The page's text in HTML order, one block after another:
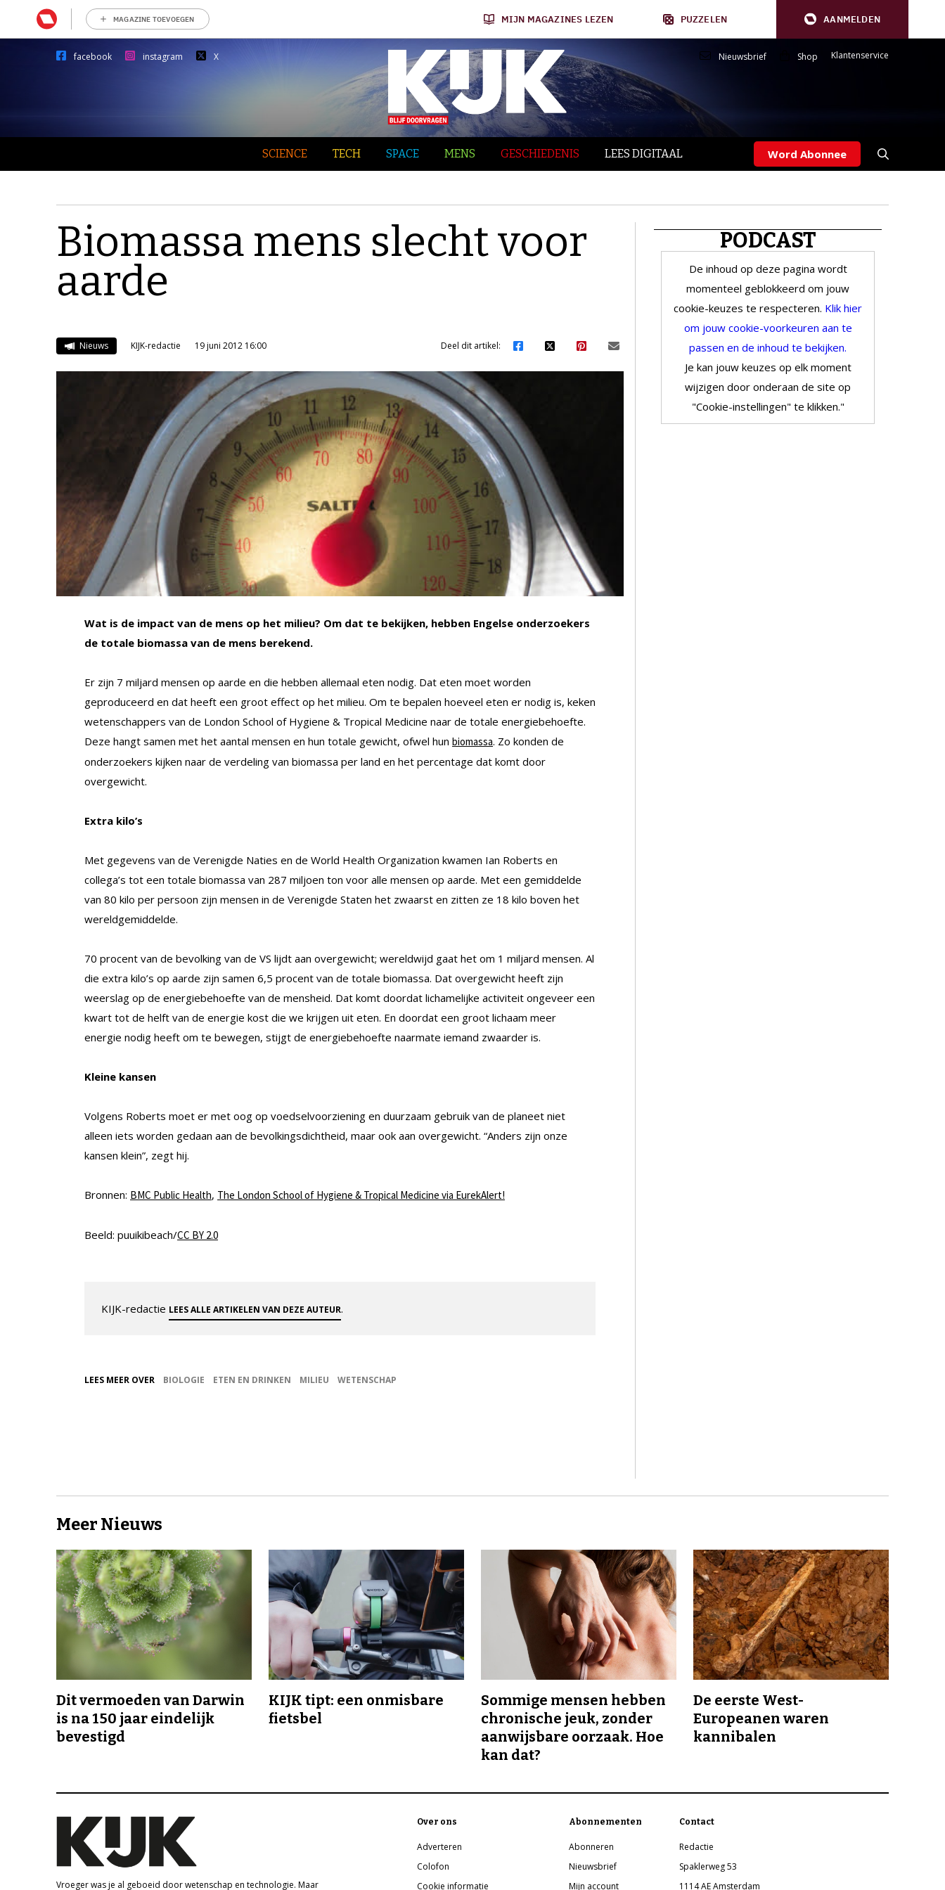
MAGAZINE TOEVOEGEN MIJN MAGAZINES LEZEN PUZZELEN AANMELDEN
facebook instagram X Nieuwsbrief Shop Klantenservice
SCIENCE TECH SPACE MENS GESCHIEDENIS LEES DIGITAAL Word Abonnee
Biomassa mens slecht voor
aarde
Nieuws KIJK-redactie 19 juni 2012 16:00 Deel dit artikel:
Wat is de impact van de mens op het milieu? Om dat te bekijken, hebben Engelse onderzoekers
de totale biomassa van de mens berekend.
Er zijn 7 miljard mensen op aarde en die hebben allemaal eten nodig. Dat eten moet worden
geproduceerd en dat heeft een groot effect op het milieu. Om te bepalen hoeveel eten er nodig is, keken
wetenschappers van de London School of Hygiene & Tropical Medicine naar de totale energiebehoefte.
Deze hangt samen met het aantal mensen en hun totale gewicht, ofwel hun biomassa. Zo konden de
onderzoekers kijken naar de verdeling van biomassa per land en het percentage dat komt door
overgewicht.
Extra kilo’s
Met gegevens van de Verenigde Naties en de World Health Organization kwamen Ian Roberts en
collega’s tot een totale biomassa van 287 miljoen ton voor alle mensen op aarde. Met een gemiddelde
van 80 kilo per persoon zijn mensen in de Verenigde Staten het zwaarst en zitten ze 18 kilo boven het
wereldgemiddelde.
70 procent van de bevolking van de VS lijdt aan overgewicht; wereldwijd gaat het om 1 miljard mensen. Al
die extra kilo’s op aarde zijn samen 6,5 procent van de totale biomassa. Dat overgewicht heeft zijn
weerslag op de energiebehoefte van de mensheid. Dat komt doordat lichamelijke activiteit ongeveer een
kwart tot de helft van de energie kost die we krijgen uit eten. En doordat een groot lichaam meer
energie nodig heeft om te bewegen, stijgt de energiebehoefte naarmate iemand zwaarder is.
Kleine kansen
Volgens Roberts moet er met oog op voedselvoorziening en duurzaam gebruik van de planeet niet
alleen iets worden gedaan aan de bevolkingsdichtheid, maar ook aan overgewicht. “Anders zijn onze
kansen klein”, zegt hij.
Bronnen: BMC Public Health, The London School of Hygiene & Tropical Medicine via EurekAlert!
Beeld: puuikibeach/CC BY 2.0
KIJK-redactie LEES ALLE ARTIKELEN VAN DEZE AUTEUR.
LEES MEER OVER BIOLOGIE ETEN EN DRINKEN MILIEU WETENSCHAP
PODCAST
De inhoud op deze pagina wordt
momenteel geblokkeerd om jouw
cookie-keuzes te respecteren. Klik hier
om jouw cookie-voorkeuren aan te
passen en de inhoud te bekijken.
Je kan jouw keuzes op elk moment
wijzigen door onderaan de site op
"Cookie-instellingen" te klikken."
Meer Nieuws
Dit vermoeden van Darwin
is na 150 jaar eindelijk
bevestigd
KIJK tipt: een onmisbare
fietsbel
Sommige mensen hebben
chronische jeuk, zonder
aanwijsbare oorzaak. Hoe
kan dat?
De eerste West-
Europeanen waren
kannibalen
Vroeger was je al geboeid door wetenschap en technologie. Maar
Over ons
Adverteren
Colofon
Cookie informatie
Abonnementen
Abonneren
Nieuwsbrief
Mijn account
Contact
Redactie
Spaklerweg 53
1114 AE Amsterdam